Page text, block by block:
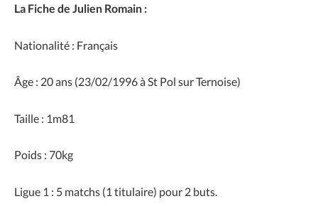
La Fiche de Julien Romain :
Nationalité : Français
Âge : 20 ans (23/02/1996 à St Pol sur Ternoise)
Taille : 1m81
Poids : 70kg
Ligue 1 : 5 matchs (1 titulaire) pour 2 buts.